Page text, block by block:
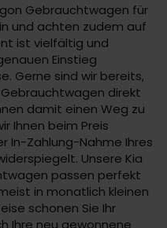
Gebrauchtwagen für
und achten zudem auf
ist vielfältig und
Einstieg
Gerne sind wir bereits,
direkt
damit einen Weg zu
Ihnen beim Preis
In-Zahlung-Nahme Ihres
Unsere Kia
passen perfekt
in monatlich kleinen
schonen Sie Ihr
Ihre neu gewonnene